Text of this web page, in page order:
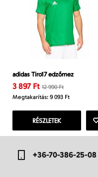
adidas Tiro17 edzőmez
3 897 Ft 12 990 Ft
Megtakarítás: 9 093 Ft
RÉSZLETEK
+36-70-386-25-08